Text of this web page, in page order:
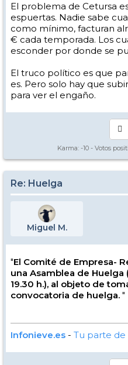
El problema de Cetursa
espuertas. Nadie sabe
como mínimo, facturan
€ cada temporada. Los
esconder por donde se
El truco político es que
es. Pero solo hay que
para ver el engaño.
Karma: -10 - Votos
Re: Huelga
Miguel M.
"El Comité de Empresa-
una Asamblea de Huelga
19.30 h.), al objeto de
convocatoria de huelga. "
Infonieve.es - Tu parte de